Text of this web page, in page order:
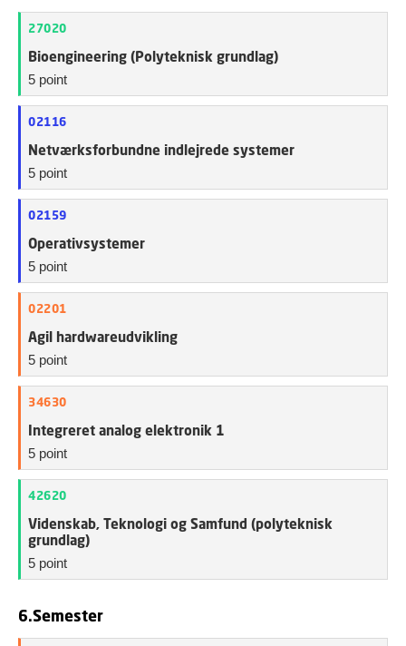
27020
Bioengineering (Polyteknisk grundlag)
5 point
02116
Netværksforbundne indlejrede systemer
5 point
02159
Operativsystemer
5 point
02201
Agil hardwareudvikling
5 point
34630
Integreret analog elektronik 1
5 point
42620
Videnskab, Teknologi og Samfund (polyteknisk
grundlag)
5 point
6.Semester